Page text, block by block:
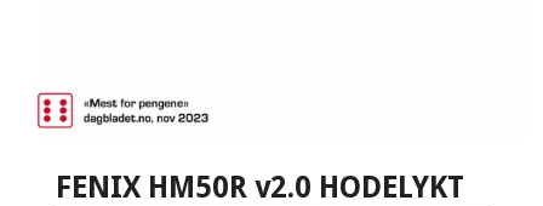
FENIX HM50R v2.0 HODELYKT